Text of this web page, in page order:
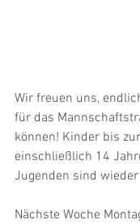
Wir freuen uns,
für das
können! Kinder bis
einschließlich 14
Jugenden sind
Nächste Woche